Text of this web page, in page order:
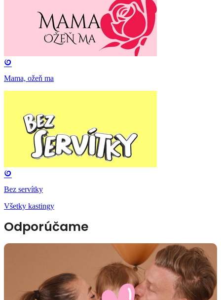
Mama, ožeň ma
Bez servítky
Všetky kastingy
Odporúčame